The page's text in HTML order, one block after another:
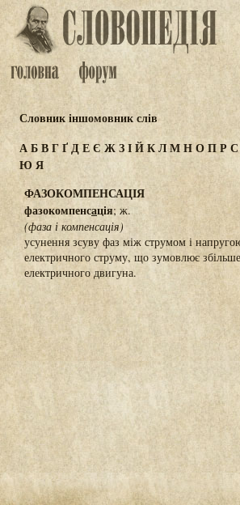
Словник іншомовник слів
АБВГҐДЕЄ ЖЗІЙКЛМНОПР С
Ю Я
ФАЗОКОМПЕНСАЦІЯ
фазокомпенсація; ж.
(фаза і компенсація)
усунення зсуву фаз між струмом і
електричного струму, що зумовлює
електричного двигуна.